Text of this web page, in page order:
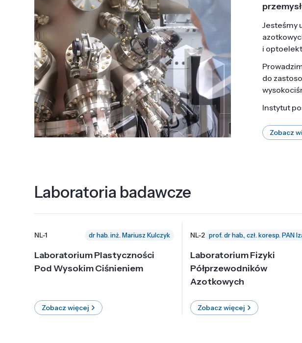
Jesteśmy
i
do
Instytut
Zobacz
Laboratoria badawcze
NL-1 dr hab. inż. Mariusz Kulczyk
Laboratorium Plastyczności
Pod Wysokim Ciśnieniem
Zobacz więcej
NL-2
Laboratorium Fizyki
Półprzewodników
Azotkowych
Zobacz więcej